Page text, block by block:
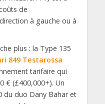
de
à gauche ou à
plus : la Type 135
849 Testarossa
tarifaire qui
€ (£400,000+). Un
du duo Dany Bahar et